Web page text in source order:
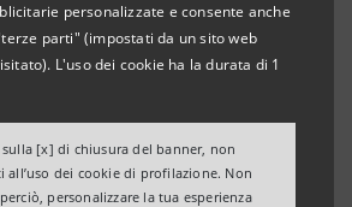
personalizzate e consente anche
parti" (impostati da un sito web
L'uso dei cookie ha la durata di 1
sulla [x] di chiusura del banner, non
all’uso dei cookie di profilazione. Non
personalizzare la tua esperienza
MONITOR DEI DISTRETTI
INDUSTRIALI:
NEL PRIMO SEMESTRE (+17,7%),
CONCORRENZA TEDESCA